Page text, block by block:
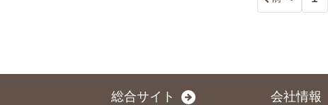
総合サイト 会社情報